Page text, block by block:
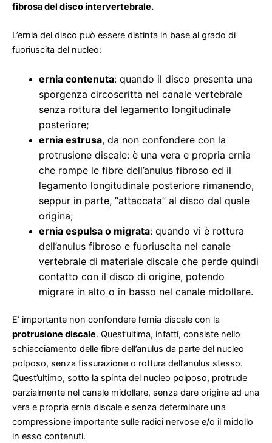
fibrosa del disco intervertebrale.
L’ernia del disco può essere distinta in base al grado di
fuoriuscita del nucleo:
ernia contenuta: quando il disco presenta una
sporgenza circoscritta nel canale vertebrale
senza rottura del legamento longitudinale
posteriore;
ernia estrusa, da non confondere con la
protrusione discale: è una vera e propria ernia
che rompe le fibre dell’anulus fibroso ed il
legamento longitudinale posteriore rimanendo,
seppur in parte, “attaccata” al disco dal quale
origina;
ernia espulsa o migrata: quando vi è rottura
dell’anulus fibroso e fuoriuscita nel canale
vertebrale di materiale discale che perde quindi
contatto con il disco di origine, potendo
migrare in alto o in basso nel canale midollare.
E’ importante non confondere l’ernia discale con la
protrusione discale. Quest’ultima, infatti, consiste nello
schiacciamento delle fibre dell’anulus da parte del nucleo
polposo, senza fissurazione o rottura dell’anulus stesso.
Quest’ultimo, sotto la spinta del nucleo polposo, protrude
parzialmente nel canale midollare, senza dare origine ad una
vera e propria ernia discale e senza determinare una
compressione importante sulle radici nervose e/o il midollo
in esso contenuti.